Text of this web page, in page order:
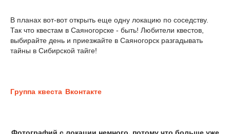
В планах вот-вот открыть еще одну локацию по соседству.
Так что квестам в Саяногорске - быть! Любители квестов,
выбирайте день и приезжайте в Саяногорск разгадывать
тайны в Сибирской тайге!
Группа квеста Вконтакте